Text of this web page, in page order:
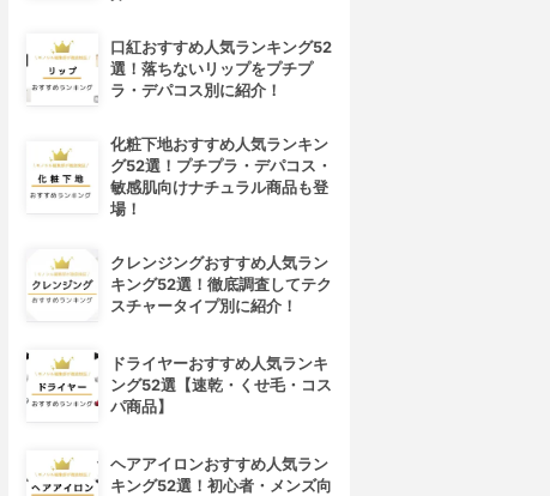
口紅おすすめ人気ランキング52
選！落ちないリップをプチプ
ラ・デパコス別に紹介！
化粧下地おすすめ人気ランキン
グ52選！プチプラ・デパコス・
敏感肌向けナチュラル商品も登
場！
クレンジングおすすめ人気ラン
キング52選！徹底調査してテク
スチャータイプ別に紹介！
ドライヤーおすすめ人気ランキ
ング52選【速乾・くせ毛・コス
パ商品】
ヘアアイロンおすすめ人気ラン
キング52選！初心者・メンズ向